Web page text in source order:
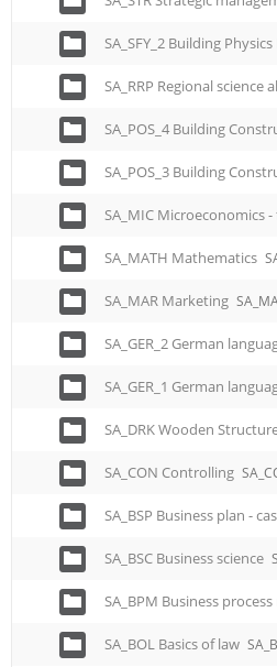
SA_SFY_2 Building Physics
SA_RRP Regional science
SA_POS_4 Building
SA_POS_3 Building
SA_MIC Microeconomics
SA_MATH Mathematics
SA_MAR Marketing
SA_GER_2 German
SA_GER_1 German
SA_DRK Wooden
SA_CON Controlling
SA_BSP Business plan -
SA_BSC Business science
SA_BPM Business
SA_BOL Basics of law